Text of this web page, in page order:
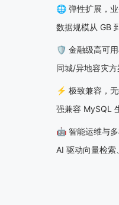
🌐 弹性扩展，
数据规模从 GB
🛡️ 金融级高可用
同城/异地容灾
⚡ 极致兼容，
强兼容 MySQL
🤖 智能运维与
AI 驱动向量检索